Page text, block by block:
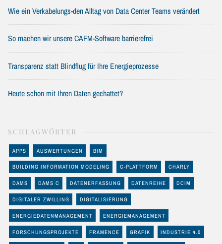
Wie ein Verkabelungs-den Alltag von Data Center Teams verändert
So machen wir unsere CAFM-Software barrierefrei
Transparenz statt Blindflug für Ihre Energieprozesse
Heute schon mit Ihren Daten gechattet?
SCHLAGWÖRTER
APPS AUSWERTUNGEN BIM
BUILDING INFORMATION MODELING C-PLATTFORM CHARLY
DAMS DAMS C DATENERFASSUNG DATENREIHE DCIM
DIGITALER ZWILLING DIGITALISIERUNG
ENERGIEDATENMANAGEMENT ENERGIEMANAGEMENT
FORSCHUNGSPROJEKTE FRAMENCE GRAFIK INDUSTRIE 4.0